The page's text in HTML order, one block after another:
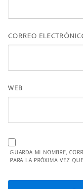
CORREO
WEB
GUARDA MI NOMBRE,
PARA LA PRÓXIMA VEZ